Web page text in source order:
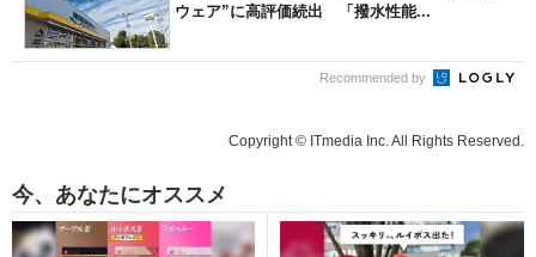
ウェア”に高評価続出 「撥水性能...
Recommended by
Copyright © ITmedia Inc. All Rights Reserved.
今、あなたにオススメ